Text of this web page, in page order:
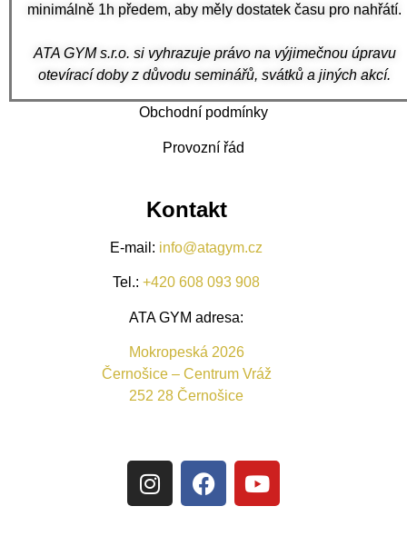
minimálně 1h předem, aby měly dostatek času pro nahřátí.
ATA GYM s.r.o. si vyhrazuje právo na výjimečnou úpravu
otevírací doby z důvodu seminářů, svátků a jiných akcí.
Obchodní podmínky
Provozní řád
Kontakt
E-mail: info@atagym.cz
Tel.:+420 608 093 908
ATA GYM adresa:
Mokropeská 2026
Černošice – Centrum Vráž
252 28 Černošice